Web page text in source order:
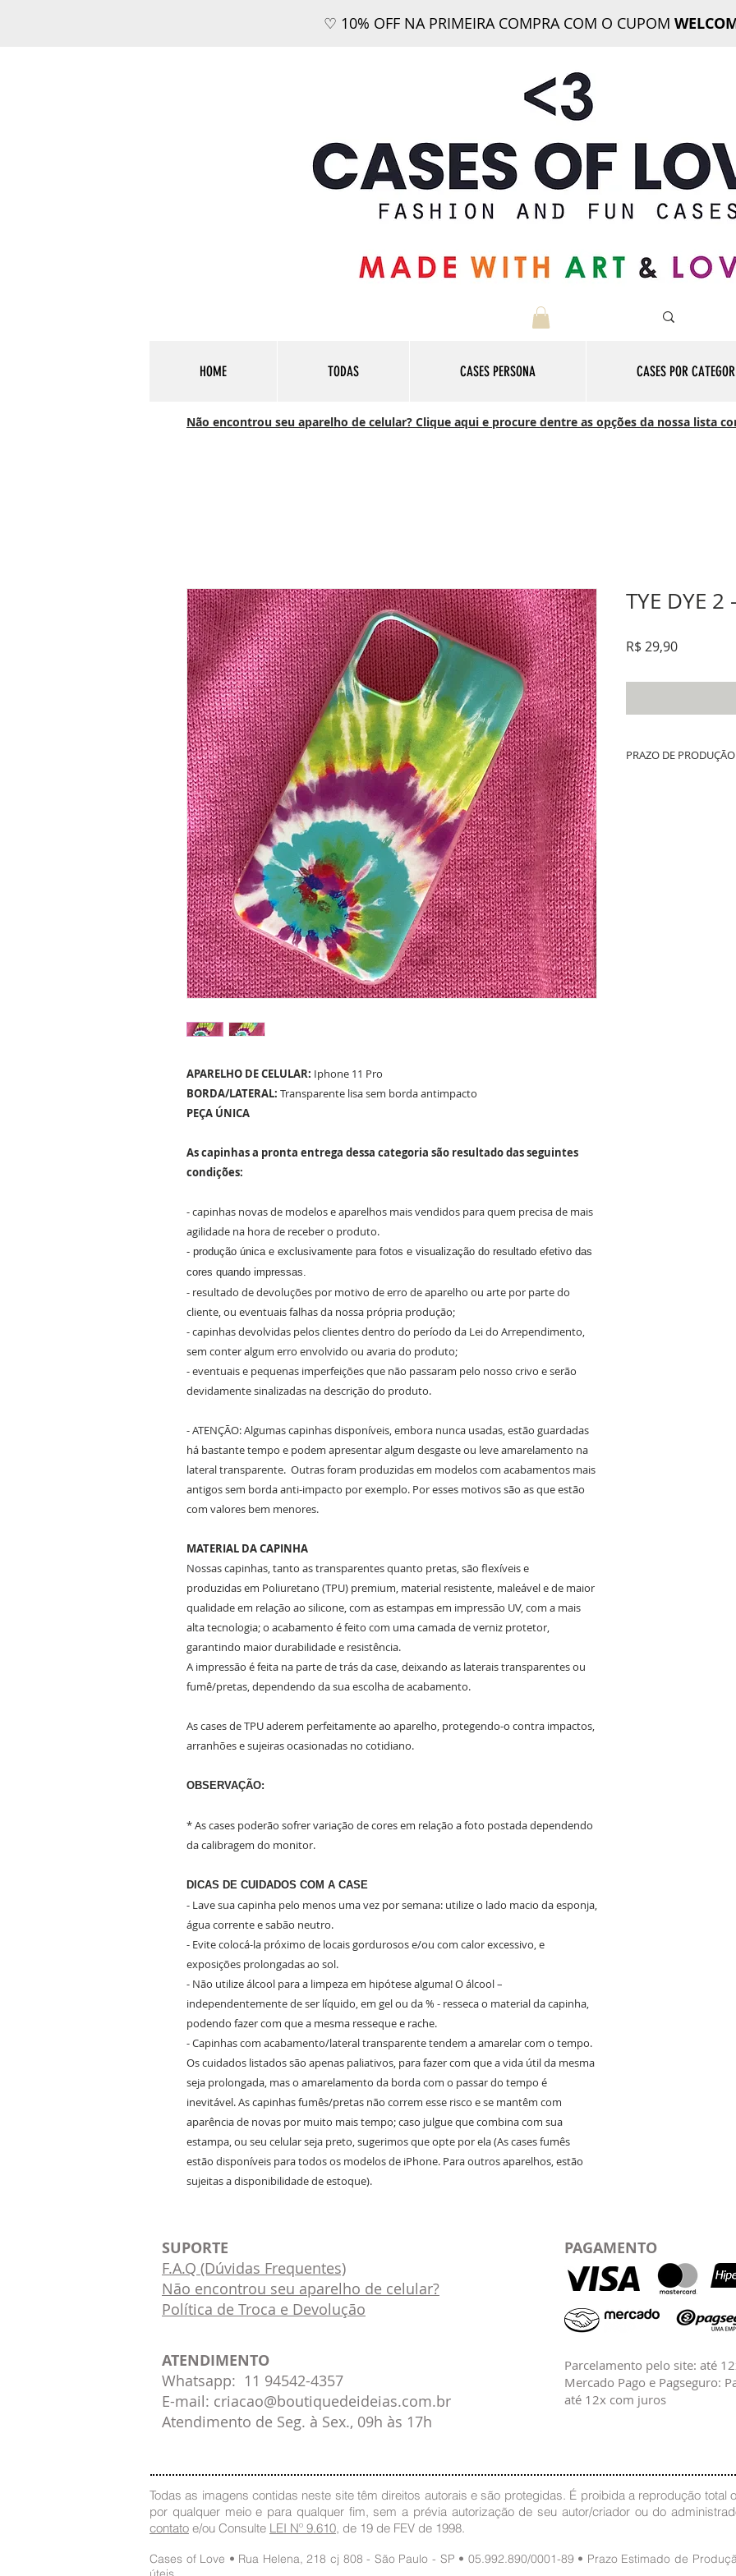
♡ 10% OFF NA PRIMEIRA COMPRA COM O CUPOM
HOME TODAS CASES PERSONA CASES POR
Não encontrou seu aparelho de celular? Clique aqui e procure dentre as opções da nossa lista
APARELHO DE CELULAR: Iphone 11 Pro
BORDA/LATERAL: Transparente lisa sem borda antimpacto
PEÇA ÚNICA
As capinhas a pronta entrega dessa categoria são resultado das seguintes
condições:
- capinhas novas de modelos e aparelhos mais vendidos para quem precisa de mais
agilidade na hora de receber o produto.
- produção única e exclusivamente para fotos e visualização do resultado efetivo das
cores quando impressas.
- resultado de devoluções por motivo de erro de aparelho ou arte por parte do
cliente, ou eventuais falhas da nossa própria produção;
- capinhas devolvidas pelos clientes dentro do período da Lei do Arrependimento,
sem conter algum erro envolvido ou avaria do produto;
- eventuais e pequenas imperfeições que não passaram pelo nosso crivo e serão
devidamente sinalizadas na descrição do produto.
- ATENÇÃO: Algumas capinhas disponíveis, embora nunca usadas, estão guardadas
há bastante tempo e podem apresentar algum desgaste ou leve amarelamento na
lateral transparente. Outras foram produzidas em modelos com acabamentos mais
antigos sem borda anti-impacto por exemplo. Por esses motivos são as que estão
com valores bem menores.
MATERIAL DA CAPINHA
Nossas capinhas, tanto as transparentes quanto pretas, são flexíveis e
produzidas em Poliuretano (TPU) premium, material resistente, maleável e de maior
qualidade em relação ao silicone, com as estampas em impressão UV, com a mais
alta tecnologia; o acabamento é feito com uma camada de verniz protetor,
garantindo maior durabilidade e resistência.
A impressão é feita na parte de trás da case, deixando as laterais transparentes ou
fumê/pretas, dependendo da sua escolha de acabamento.
As cases de TPU aderem perfeitamente ao aparelho, protegendo-o contra impactos,
arranhões e sujeiras ocasionadas no cotidiano.
OBSERVAÇÃO:
* As cases poderão sofrer variação de cores em relação a foto postada dependendo
da calibragem do monitor.
DICAS DE CUIDADOS COM A CASE
- Lave sua capinha pelo menos uma vez por semana: utilize o lado macio da esponja,
água corrente e sabão neutro.
- Evite colocá-la próximo de locais gordurosos e/ou com calor excessivo, e
exposições prolongadas ao sol.
- Não utilize álcool para a limpeza em hipótese alguma! O álcool –
independentemente de ser líquido, em gel ou da % - resseca o material da capinha,
podendo fazer com que a mesma resseque e rache.
- Capinhas com acabamento/lateral transparente tendem a amarelar com o tempo.
Os cuidados listados são apenas paliativos, para fazer com que a vida útil da mesma
seja prolongada, mas o amarelamento da borda com o passar do tempo é
inevitável. As capinhas fumês/pretas não correm esse risco e se mantêm com
aparência de novas por muito mais tempo; caso julgue que combina com sua
estampa, ou seu celular seja preto, sugerimos que opte por ela (As cases fumês
estão disponíveis para todos os modelos de iPhone. Para outros aparelhos, estão
sujeitas a disponibilidade de estoque).
TYE DYE 2
R$ 29,90Preço
PRAZO DE
SUPORTE
F.A.Q (Dúvidas Frequentes)
Não encontrou seu aparelho de celular?
Política de Troca e Devolução
PAGAMENTO
ATENDIMENTO
Whatsapp: 11 94542-4357
E-mail: criacao@boutiquedeideias.com.br
Atendimento de Seg. à Sex., 09h às 17h
Parcelamento pelo site: até
Mercado Pago e Pagseguro:
até 12x com juros
Todas as imagens contidas neste site têm direitos autorais e são protegidas. É proibida a reprodução total
por qualquer meio e para qualquer fim, sem a prévia autorização de seu autor/criador ou do
contato e/ou Consulte LEI Nº 9.610, de 19 de FEV de 1998.
Cases of Love • Rua Helena, 218 cj 808 - São Paulo - SP • 05.992.890/0001-89 • Prazo Estimado de